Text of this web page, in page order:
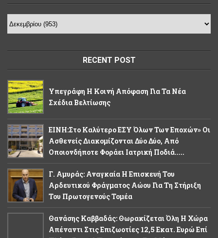
RECENT POST
Υπεγράφη Η Κοινή Απόφαση Για Τα Νέα
Σχέδια Βελτίωσης
ΕΙΝΗ:Στο Καλύτερο ΕΣΥ Όλων Των Εποχών» Οι
Ασθενείς Διακομίζονται Δύο Δύο, Από
Οποιονδήποτε Φοράει Ιατρική Ποδιά.....
Γ. Αμυράς: Αναγκαία Η Επισκευή Του
Αρδευτικού Φράγματος Αώου Για Τη Στήριξη
Του Πρωτογενούς Τομέα
Θανάσης Καββαδάς: Θωρακίζεται Όλη Η Χώρα
Απέναντι Στις Επιζωοτίες 12,5 Εκατ. Ευρώ Επί